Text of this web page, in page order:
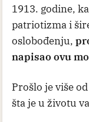
1913. godine,
patriotizma i
oslobođenju,
napisao ovu
Prošlo je više
šta je u životu